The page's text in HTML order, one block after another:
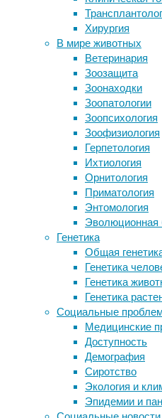
Хирургия
В мире животных
Ветеринария
Зоозащита
Зоонаходки
Зоопатологии
Зоопсихология
Зоофизиология
Герпетология
Ихтиология
Орнитология
Приматология
Энтомология
Эволюционная
Генетика
Общая
Генетика
Генетика
Генетика
Социальные
Медицинские
Доступность
Демография
Сиротство
Экология и
Эпидемии и
нейроновости,
нейрофизиология
сознание
Сегодня
нашей
рубрике
«Интересный
пациент»
история
какого-
одного
уникального
пациента.
статье,
которая
вышла
журнале
Frontiers
Neuroscience
2023
В центре ядра
необычное мини-
Как отличить
плохого?
В Сколтехе
высокоточный
мозговой активности
Друзья и
женщин от
Следите за